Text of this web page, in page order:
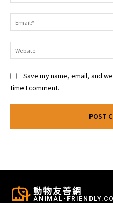
Save my name, email, and
time I comment.
動物友善網
ANIMAL-FRIENDLY.CO